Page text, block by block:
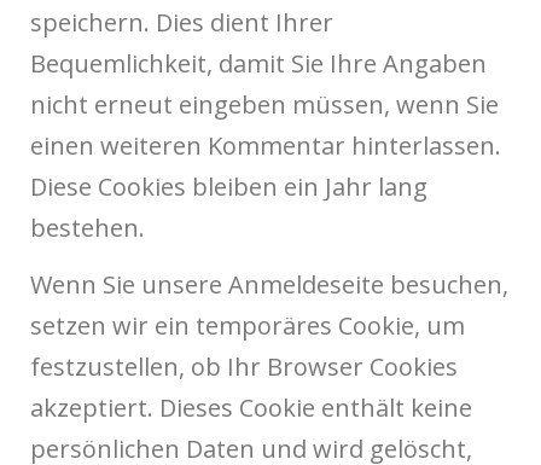
speichern. Dies dient Ihrer
Bequemlichkeit, damit Sie Ihre Angaben
nicht erneut eingeben müssen, wenn Sie
einen weiteren Kommentar hinterlassen.
Diese Cookies bleiben ein Jahr lang
bestehen.
Wenn Sie unsere Anmeldeseite besuchen,
setzen wir ein temporäres Cookie, um
festzustellen, ob Ihr Browser Cookies
akzeptiert. Dieses Cookie enthält keine
persönlichen Daten und wird gelöscht,